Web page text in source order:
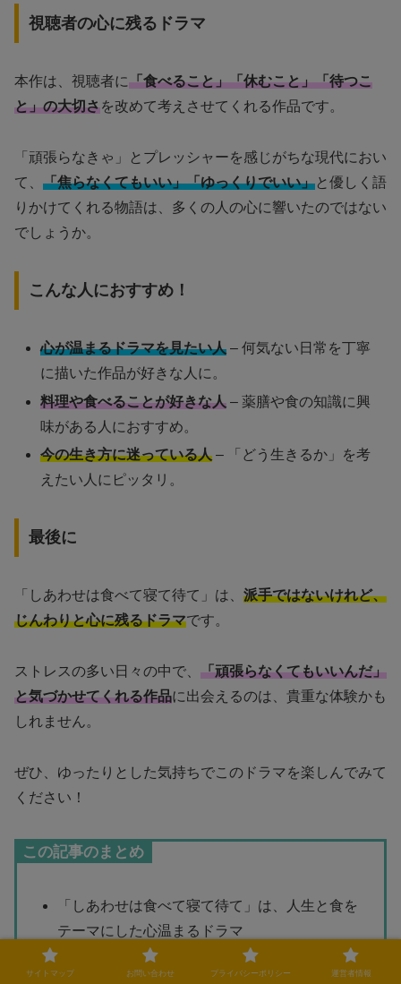
視聴者の心に残るドラマ
本作は、視聴者に「食べること」「休むこと」「待つこ
と」の大切さを改めて考えさせてくれる作品です。
「頑張らなきゃ」とプレッシャーを感じがちな現代におい
て、 「焦らなくてもいい」「ゆっくりでいい」と優しく語
りかけてくれる物語は、多くの人の心に響いたのではない
でしょうか。
こんな人におすすめ！
心が温まるドラマを見たい人 – 何気ない日常を丁寧
に描いた作品が好きな人に。
料理や食べることが好きな人 – 薬膳や食の知識に興
味がある人におすすめ。
今の生き方に迷っている人 – 「どう生きるか」を考
えたい人にピッタリ。
最後に
「しあわせは食べて寝て待て」は、 派手ではないけれど、
じんわりと心に残るドラマです。
ストレスの多い日々の中で、 「頑張らなくてもいいんだ」
と気づかせてくれる作品に出会えるのは、貴重な体験かも
しれません。
ぜひ、ゆったりとした気持ちでこのドラマを楽しんでみて
ください！
この記事のまとめ
「しあわせは食べて寝て待て」は、人生と食を
テーマにした心温まるドラマ
主人公・さとこの成長が共感を呼び、視聴者の
サイトマップ お問い合わせ プライバシーポリシー 運営者情報